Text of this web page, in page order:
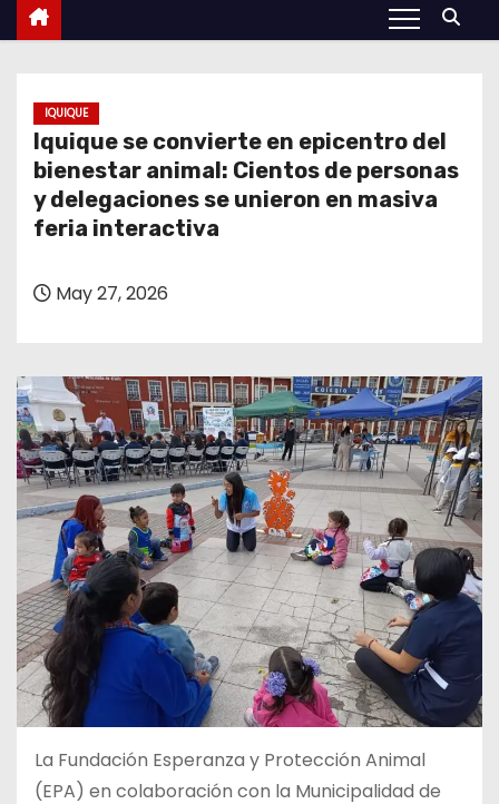
IQUIQUE
Iquique se convierte en epicentro del
bienestar animal: Cientos de personas
y delegaciones se unieron en masiva
feria interactiva
May 27, 2026
La Fundación Esperanza y Protección Animal
(EPA) en colaboración con la Municipalidad de